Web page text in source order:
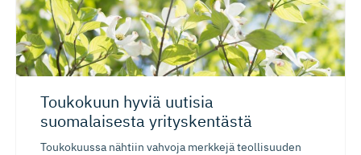
Toukokuun hyviä uutisia
suomalaisesta yrityskentästä
Toukokuussa nähtiin vahvoja merkkejä teollisuuden